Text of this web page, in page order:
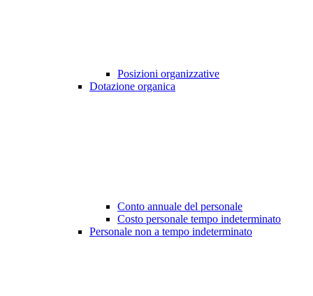
Posizioni organizzative
Dotazione organica
Conto annuale del personale
Costo personale tempo indeterminato
Personale non a tempo indeterminato